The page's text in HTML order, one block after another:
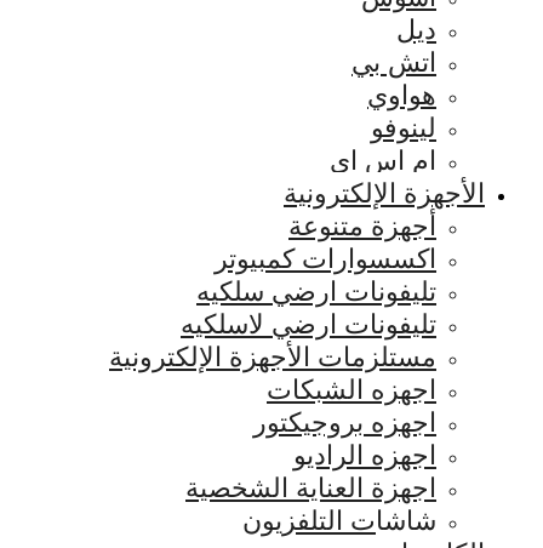
ديل
اتش بي
هواوي
لينوفو
ام اس اي
الأجهزة الإلكترونية
أجهزة متنوعة
اكسسوارات كمبيوتر
تليفونات ارضي سلكيه
تليفونات ارضي لاسلكيه
مستلزمات الأجهزة الإلكترونية
اجهزه الشبكات
اجهزه بروجيكتور
اجهزه الراديو
اجهزة العناية الشخصية
شاشات التلفزيون